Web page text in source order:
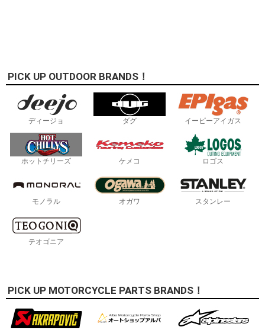
PICK UP OUTDOOR BRANDS！
ディージョ ダグ イーピーアイガス
ホットチリーズ ケメコ ロゴス
モノラル オガワ スタンレー
テオゴニア
PICK UP MOTORCYCLE PARTS BRANDS！